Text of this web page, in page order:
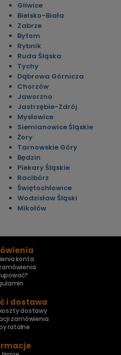
Gliwice
Bielsko-Biała
Zabrze
Bytom
Rybnik
Ruda Śląska
Tychy
Dąbrowa Górnicza
Chorzów
Jaworzno
Jastrzębie-Zdrój
Mysłowice
Siemianowice Śląskie
Żory
Tarnowskie Góry
Będzin
Piekary Śląskie
Racibórz
Świętochłowice
Wodzisław Śląski
Mikołów
konta
i dostawa
dostawy
zamówienia
ratalne